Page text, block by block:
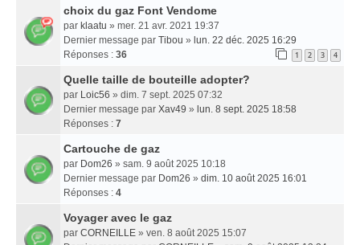
choix du gaz Font Vendome
par klaatu » mer. 21 avr. 2021 19:37
Dernier message par Tibou » lun. 22 déc. 2025 16:29
Réponses : 36 1 2 3 4
Quelle taille de bouteille adopter?
par Loic56 » dim. 7 sept. 2025 07:32
Dernier message par Xav49 » lun. 8 sept. 2025 18:58
Réponses : 7
Cartouche de gaz
par Dom26 » sam. 9 août 2025 10:18
Dernier message par Dom26 » dim. 10 août 2025 16:01
Réponses : 4
Voyager avec le gaz
par CORNEILLE » ven. 8 août 2025 15:07